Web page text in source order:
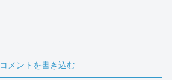
コメントを書き込む